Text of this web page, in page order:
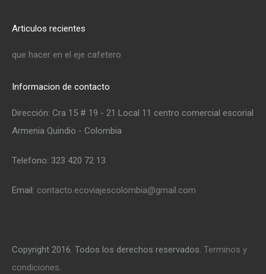
Articulos recientes
que hacer en el eje cafetero
Informacion de contacto
Dirección: Cra 15 # 19 - 21 Local 11 centro comercial escorial
Armenia Quindio - Colombia
Telefono: 323 420 72 13
Email: contacto.ecoviajescolombia@gmail.com
Copyright 2016. Todos los derechos reservados. Terminos y
condiciones.